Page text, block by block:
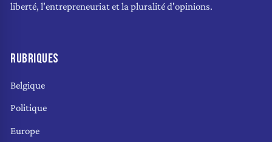
liberté, l'entrepreneuriat et la pluralité d'opinions.
RUBRIQUES
Belgique
Politique
Europe